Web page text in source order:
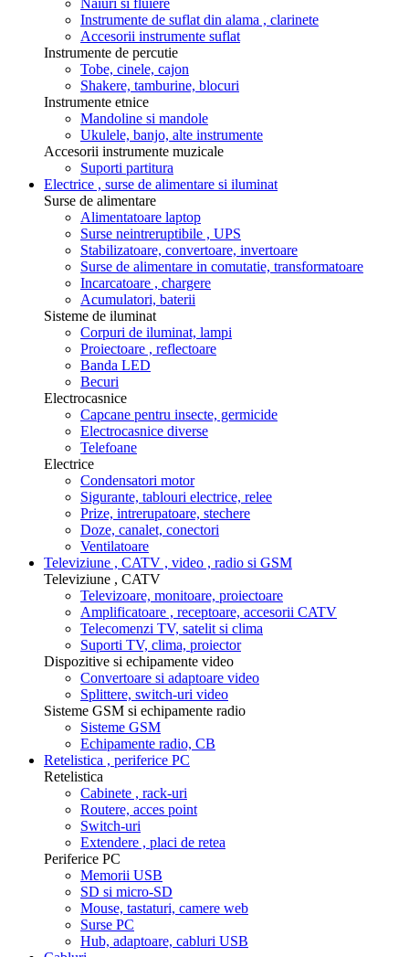
Naiuri si fluiere
Instrumente de suflat din alama , clarinete
Accesorii instrumente suflat
Instrumente de percutie
Tobe, cinele, cajon
Shakere, tamburine, blocuri
Instrumente etnice
Mandoline si mandole
Ukulele, banjo, alte instrumente
Accesorii instrumente muzicale
Suporti partitura
Electrice , surse de alimentare si iluminat
Surse de alimentare
Alimentatoare laptop
Surse neintreruptibile , UPS
Stabilizatoare, convertoare, invertoare
Surse de alimentare in comutatie, transformatoare
Incarcatoare , chargere
Acumulatori, baterii
Sisteme de iluminat
Corpuri de iluminat, lampi
Proiectoare , reflectoare
Banda LED
Becuri
Electrocasnice
Capcane pentru insecte, germicide
Electrocasnice diverse
Telefoane
Electrice
Condensatori motor
Sigurante, tablouri electrice, relee
Prize, intrerupatoare, stechere
Doze, canalet, conectori
Ventilatoare
Televiziune , CATV , video , radio si GSM
Televiziune , CATV
Televizoare, monitoare, proiectoare
Amplificatoare , receptoare, accesorii CATV
Telecomenzi TV, satelit si clima
Suporti TV, clima, proiector
Dispozitive si echipamente video
Convertoare si adaptoare video
Splittere, switch-uri video
Sisteme GSM si echipamente radio
Sisteme GSM
Echipamente radio, CB
Retelistica , periferice PC
Retelistica
Cabinete , rack-uri
Routere, acces point
Switch-uri
Extendere , placi de retea
Periferice PC
Memorii USB
SD si micro-SD
Mouse, tastaturi, camere web
Surse PC
Hub, adaptoare, cabluri USB